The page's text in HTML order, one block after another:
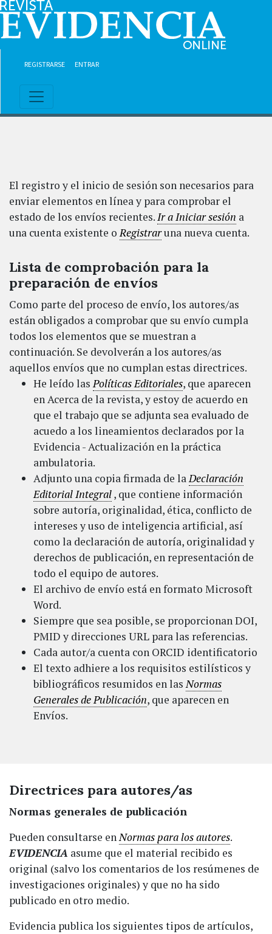
Ir al contenido principal
Ir al menú de navegación principal
Ir al pie de página del sitio
REGISTRARSE ENTRAR
El registro y el inicio de sesión son necesarios para
enviar elementos en línea y para comprobar el
estado de los envíos recientes.Ir a Iniciar sesión a
una cuenta existente oRegistraruna nueva cuenta.
Lista de comprobación para la
preparación de envíos
Como parte del proceso de envío, los autores/as
están obligados a comprobar que su envío cumpla
todos los elementos que se muestran a
continuación. Se devolverán a los autores/as
aquellos envíos que no cumplan estas directrices.
He leído lasPolíticas Editoriales, que aparecen
en Acerca de la revista, y estoy de acuerdo en
que el trabajo que se adjunta sea evaluado de
acuedo a los lineamientos declarados por la
Evidencia - Actualización en la práctica
ambulatoria.
Adjunto una copia firmada de laDeclaración
Editorial Integral, que contiene información
sobre autoría, originalidad, ética, conflicto de
intereses y uso de inteligencia artificial, así
como la declaración de autoría, originalidad y
derechos de publicación, en representación de
todo el equipo de autores.
El archivo de envío está en formato Microsoft
Word.
Siempre que sea posible, se proporcionan DOI,
PMID y direcciones URL para las referencias.
Cada autor/a cuenta con ORCID identificatorio
El texto adhiere a los requisitos estilísticos y
bibliográficos resumidos en lasNormas
Generales de Publicación, que aparecen en
Envíos.
Directrices para autores/as
Normas generales de publicación
Pueden consultarse enNormas para los autores.
EVIDENCIA asume que el material recibido es
original (salvo los comentarios de los resúmenes de
investigaciones originales) y que no ha sido
publicado en otro medio.
Evidencia publica los siguientes tipos de artículos,